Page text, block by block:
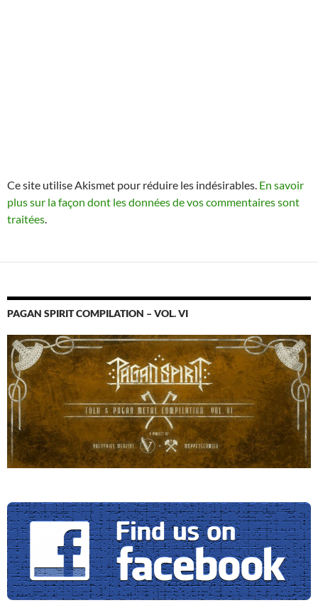
Ce site utilise Akismet pour réduire les indésirables. En savoir
plus sur la façon dont les données de vos commentaires sont
traitées.
PAGAN SPIRIT COMPILATION – VOL. VI